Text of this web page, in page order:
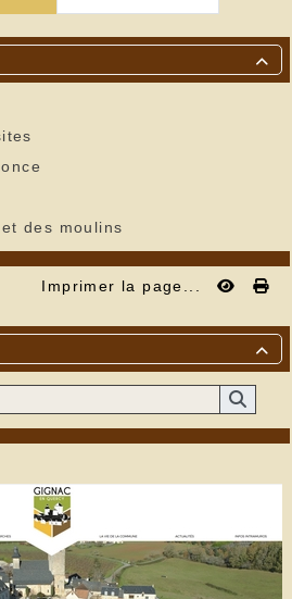

des moulins
Imprimer la page...
